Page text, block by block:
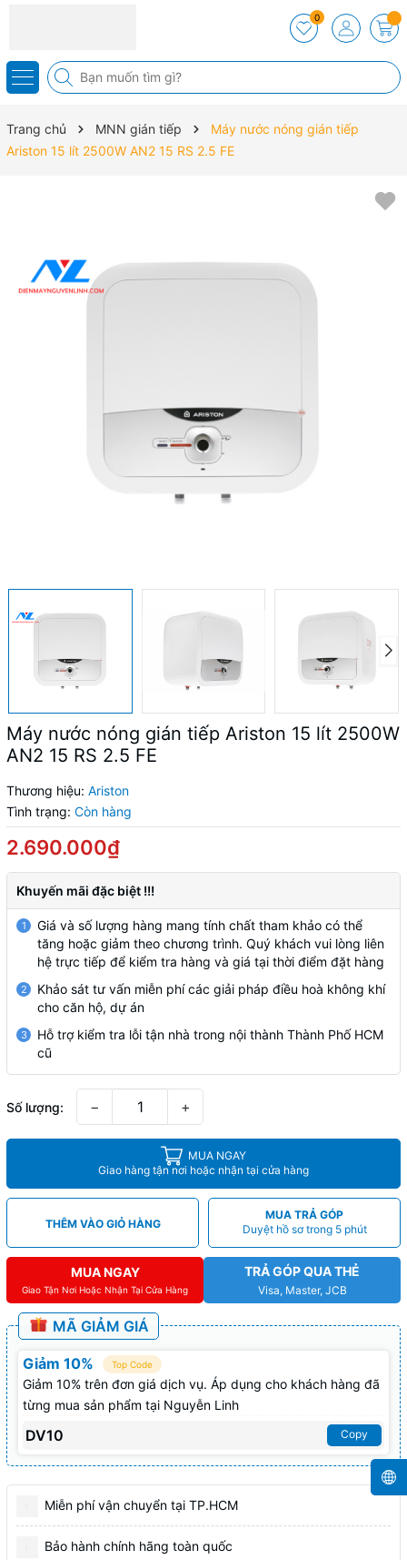
0
Trang chủ MNN gián tiếp
Máy nước nóng gián tiếp
Ariston 15 lít 2500W AN2 15 RS 2.5 FE
Máy nước nóng gián tiếp Ariston 15 lít 2500W
AN2 15 RS 2.5 FE
Thương hiệu: Ariston
Tình trạng: Còn hàng
2.690.000₫
Khuyến mãi đặc biệt !!!
1
Giá và số lượng hàng mang tính chất tham khảo có thể
tăng hoặc giảm theo chương trình. Quý khách vui lòng liên
hệ trực tiếp để kiểm tra hàng và giá tại thời điểm đặt hàng
2
Khảo sát tư vấn miễn phí các giải pháp điều hoà không khí
cho căn hộ, dự án
3
Hỗ trợ kiểm tra lỗi tận nhà trong nội thành Thành Phố HCM
cũ
Số lượng: − +
MUA NGAY
Giao hàng tận nơi hoặc nhận tại cửa hàng
THÊM VÀO GIỎ HÀNG
MUA TRẢ GÓP
Duyệt hồ sơ trong 5 phút
MUA NGAY
Giao Tận Nơi Hoặc Nhận Tại Cửa Hàng
TRẢ GÓP QUA THẺ
Visa, Master, JCB
MÃ GIẢM GIÁ
Giảm 10% Top Code
Giảm 10% trên đơn giá dịch vụ. Áp dụng cho khách hàng đã
từng mua sản phẩm tại Nguyễn Linh
DV10 Copy
Miễn phí vận chuyển tại TP.HCM
Bảo hành chính hãng toàn quốc